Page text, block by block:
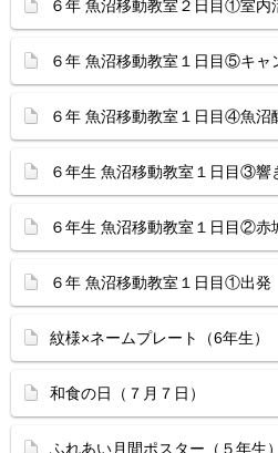
６年 魚沼移動教室２日目①室内
６年 魚沼移動教室１日目⑤キャ
６年 魚沼移動教室１日目④魚沼
６年生 魚沼移動教室１日目③響
６年生 魚沼移動教室１日目②赤
６年 魚沼移動教室１日目①出発
紋様×ネームプレート（6年生）
和食の日（７月７日）
ふれあい月間ポスター（５年生